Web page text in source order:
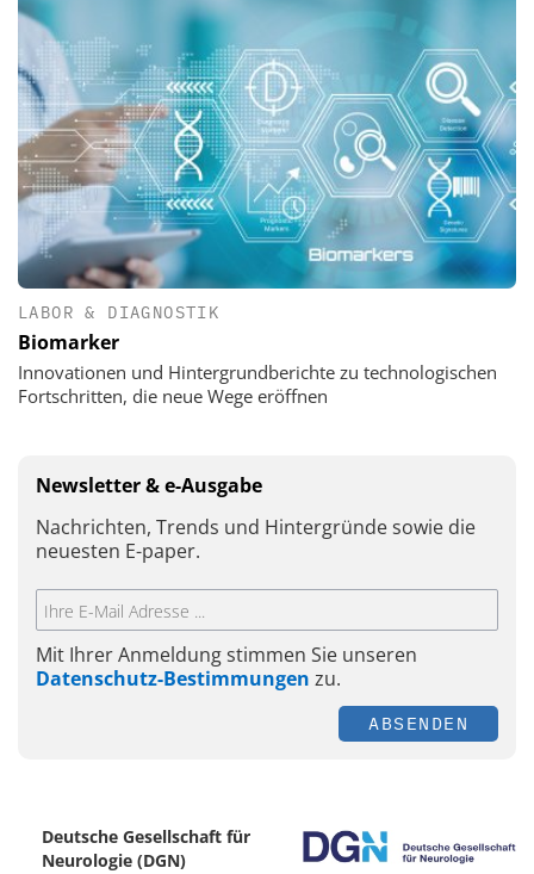
LABOR & DIAGNOSTIK
Biomarker
Innovationen und Hintergrundberichte zu technologischen
Fortschritten, die neue Wege eröffnen
Newsletter & e-Ausgabe
Nachrichten, Trends und Hintergründe sowie die
neuesten E-paper.
Mit Ihrer Anmeldung stimmen Sie unseren
Datenschutz-Bestimmungen zu.
ABSENDEN
Deutsche Gesellschaft für
Neurologie (DGN)